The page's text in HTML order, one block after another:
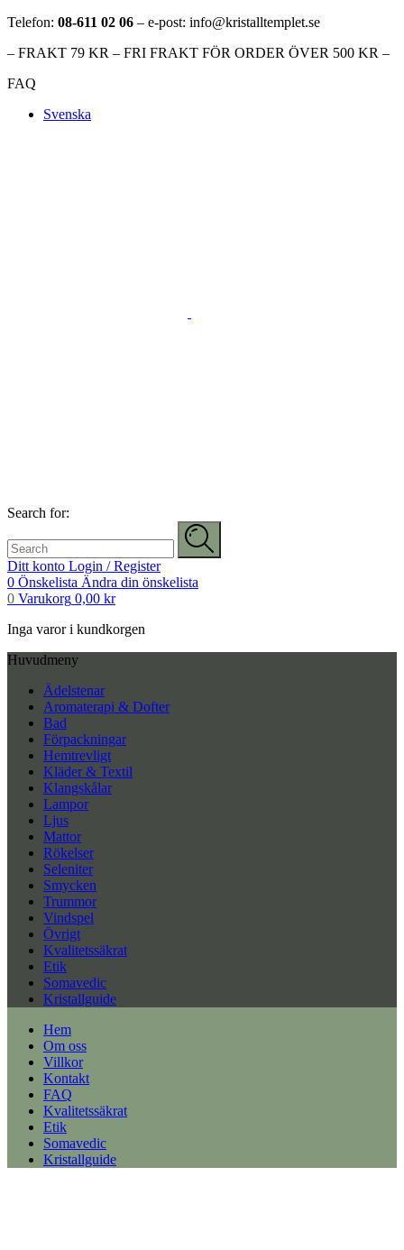
Telefon: 08-611 02 06 – e-post: info@kristalltemplet.se
– FRAKT 79 KR – FRI FRAKT FÖR ORDER ÖVER 500 KR –
FAQ
Svenska
Search for:
Ditt konto Login / Register
0 Önskelista Ändra din önskelista
0 Varukorg 0,00 kr
Inga varor i kundkorgen
Huvudmeny
Ädelstenar
Aromaterapi & Dofter
Bad
Förpackningar
Hemtrevligt
Kläder & Textil
Klangskålar
Lampor
Ljus
Mattor
Rökelser
Seleniter
Smycken
Trummor
Vindspel
Övrigt
Kvalitetssäkrat
Etik
Somavedic
Kristallguide
Hem
Om oss
Villkor
Kontakt
FAQ
Kvalitetssäkrat
Etik
Somavedic
Kristallguide